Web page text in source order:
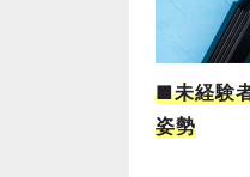
■未経験
姿勢